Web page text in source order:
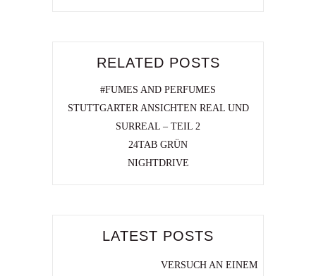
RELATED POSTS
#FUMES AND PERFUMES
STUTTGARTER ANSICHTEN REAL UND
SURREAL – TEIL 2
24TAB GRÜN
NIGHTDRIVE
LATEST POSTS
VERSUCH AN EINEM